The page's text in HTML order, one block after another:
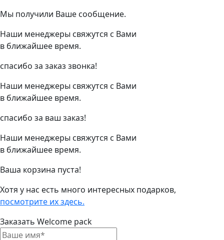
Мы получили Ваше сообщение.
Наши менеджеры свяжутся с Вами
в ближайшее время.
спасибо за заказ звонка!
Наши менеджеры свяжутся с Вами
в ближайшее время.
спасибо за ваш заказ!
Наши менеджеры свяжутся с Вами
в ближайшее время.
Ваша корзина пуста!
Хотя у нас есть много интересных подарков,
посмотрите их здесь.
Заказать Welcome pack